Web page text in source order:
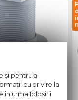
și pentru a
cu privire la
în urma folosirii